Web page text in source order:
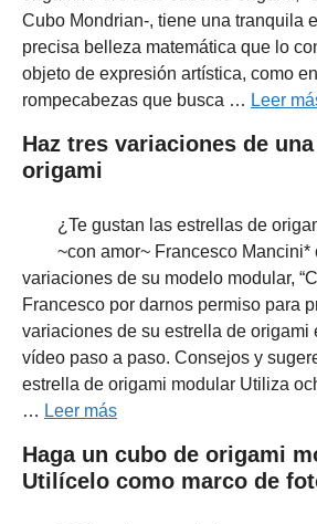
Cubo Mondrian-, tiene una tranquila
precisa belleza matemática que lo
objeto de expresión artística, como
rompecabezas que busca … Leer
Haz tres variaciones de
origami
¿Te gustan las estrellas de
~con amor~ Francesco Mancini*
variaciones de su modelo modular,
Francesco por darnos permiso para
variaciones de su estrella de origami
vídeo paso a paso. Consejos y
estrella de origami modular Utiliza
… Leer más
Haga un cubo de origami
Utilícelo como marco de